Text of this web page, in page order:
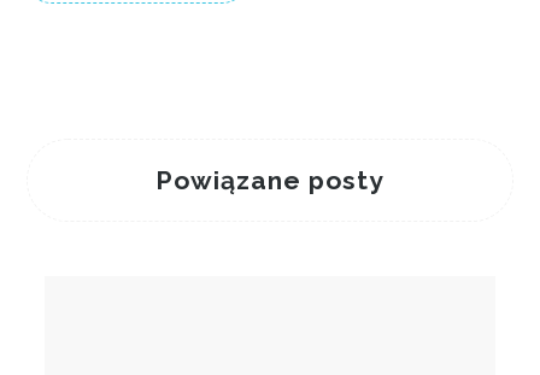
Powiązane posty